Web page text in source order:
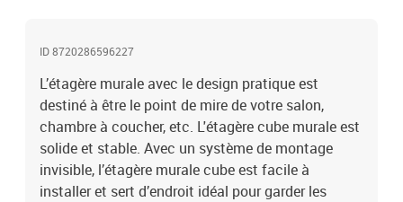
ID 8720286596227
L’étagère murale avec le design pratique est
destiné à être le point de mire de votre salon,
chambre à coucher, etc. L'étagère cube murale est
solide et stable. Avec un système de montage
invisible, l’étagère murale cube est facile à
installer et sert d’endroit idéal pour garder les